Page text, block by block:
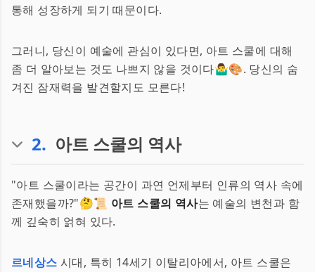
통해 성장하게 되기 때문이다.
그러니, 당신이 예술에 관심이 있다면, 아트 스쿨에 대해
좀 더 알아보는 것도 나쁘지 않을 것이다🤷‍♂️🎨. 당신의 숨
겨진 잠재력을 발견할지도 모른다!
2. 아트 스쿨의 역사
"아트 스쿨이라는 공간이 과연 언제부터 인류의 역사 속에
존재했을까?"🤔📜 아트 스쿨의 역사는 예술의 변천과 함
께 깊숙히 얽혀 있다.
르네상스 시대, 특히 14세기 이탈리아에서, 아트 스쿨은